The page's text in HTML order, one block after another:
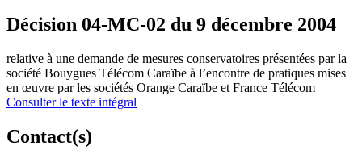
Décision 04-MC-02 du 9 décembre 2004
relative à une demande de mesures conservatoires présentées par la
société Bouygues Télécom Caraïbe à l’encontre de pratiques mises
en œuvre par les sociétés Orange Caraïbe et France Télécom
Consulter le texte intégral
Contact(s)